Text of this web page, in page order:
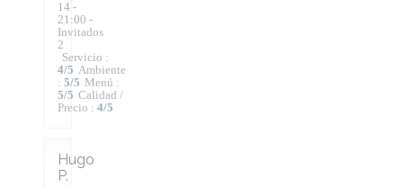
14 -
21:00 -
Invitados
2
Servicio :
4/5 Ambiente
: 5/5 Menú :
5/5 Calidad /
Precio : 4/5
Hugo
P